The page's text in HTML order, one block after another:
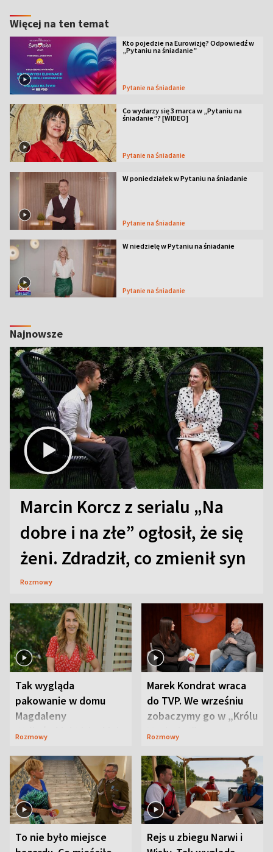
Więcej na ten temat
Kto pojedzie na Eurowizję? Odpowiedź w
„Pytaniu na śniadanie”
Pytanie na Śniadanie
Co wydarzy się 3 marca w „Pytaniu na
śniadanie”? [WIDEO]
Pytanie na Śniadanie
W poniedziałek w Pytaniu na śniadanie
Pytanie na Śniadanie
W niedzielę w Pytaniu na śniadanie
Pytanie na Śniadanie
Najnowsze
Marcin Korcz z serialu „Na
dobre i na złe” ogłosił, że się
żeni. Zdradził, co zmienił syn
Rozmowy
Tak wygląda
pakowanie w domu
Magdaleny
Waligórskiej-Lisieckiej.
Rozmowy
Marek Kondrat wraca
do TVP. We wrześniu
zobaczymy go w „Królu
Maciusiu I”
Rozmowy
To nie było miejsce
Rejs u zbiegu Narwi i